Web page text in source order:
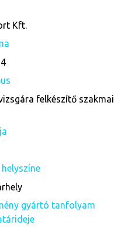
Kft.
felkészítő szakmai
gyártó tanfolyam